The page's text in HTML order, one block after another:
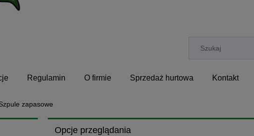
Regulamin O firmie Sprzedaż hurtowa Kontakt
zapasowe
Opcje przeglądania